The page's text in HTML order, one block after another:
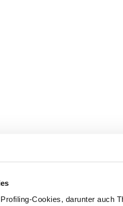
Cookies, darunter auch